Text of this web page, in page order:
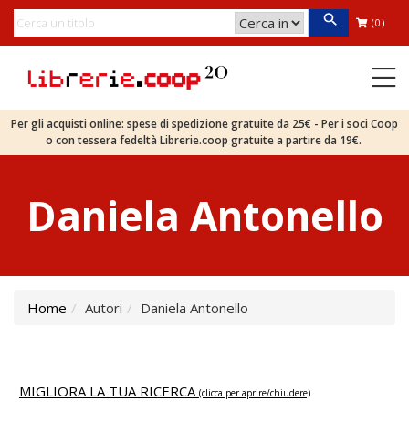
(0)
Per gli acquisti online: spese di spedizione gratuite da 25€ - Per i soci Coop
o con tessera fedeltà Librerie.coop gratuite a partire da 19€.
Daniela Antonello
Home Autori Daniela Antonello
MIGLIORA LA TUA RICERCA (clicca per aprire/chiudere)